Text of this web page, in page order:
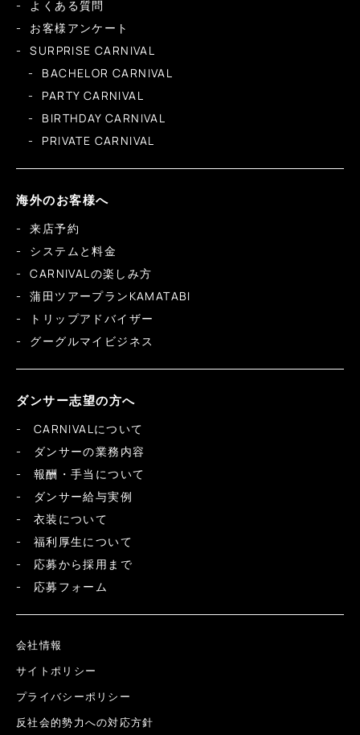
よくある質問
お客様アンケート
SURPRISE CARNIVAL
BACHELOR CARNIVAL
PARTY CARNIVAL
BIRTHDAY CARNIVAL
PRIVATE CARNIVAL
海外のお客様へ
来店予約
システムと料金
CARNIVALの楽しみ方
蒲田ツアープランKAMATABI
トリップアドバイザー
グーグルマイビジネス
ダンサー志望の方へ
CARNIVALについて
ダンサーの業務内容
報酬・手当について
ダンサー給与実例
衣装について
福利厚生について
応募から採用まで
応募フォーム
会社情報
サイトポリシー
プライバシーポリシー
反社会的勢力への対応方針